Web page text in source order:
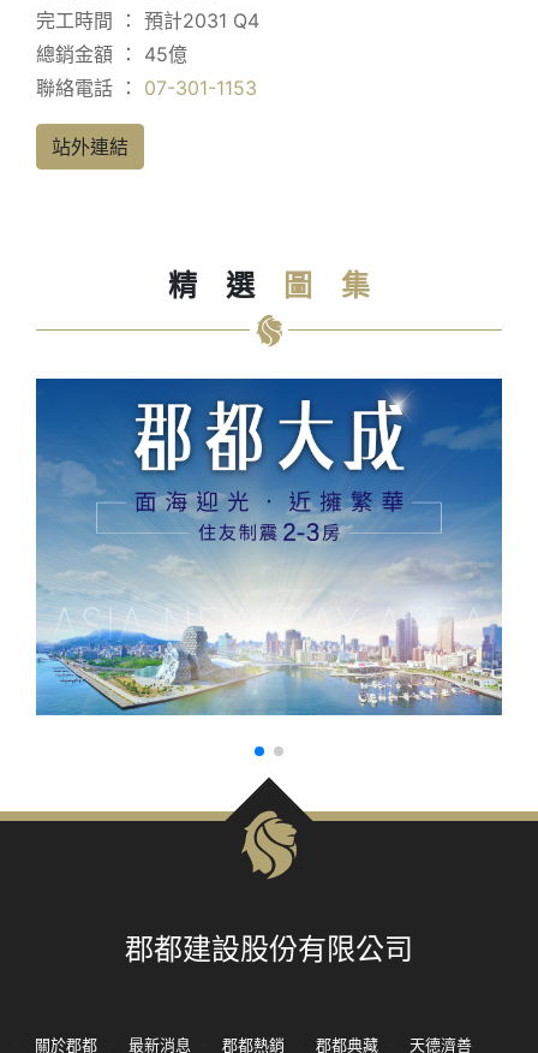
完工時間 ： 預計2031 Q4
總銷金額 ： 45億
聯絡電話 ： 07-301-1153
站外連結
精 選 圖 集
郡都建設股份有限公司
關於郡都 最新消息 郡都熱銷 郡都典藏 天德濟善